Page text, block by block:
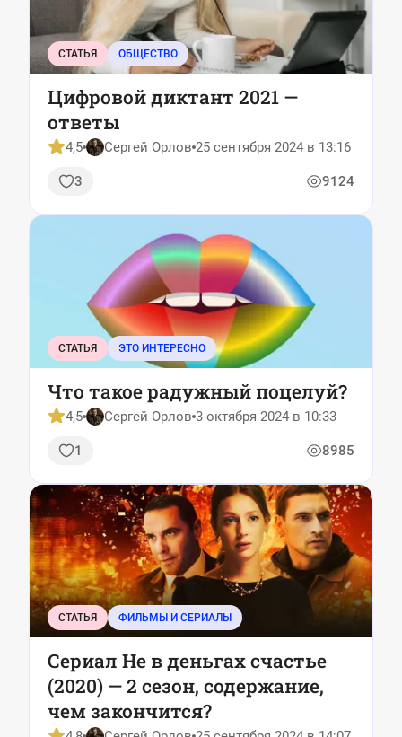
СТАТЬЯ ОБЩЕСТВО
Цифровой диктант 2021 —
ответы
4,5 Сергей Орлов 25 сентября 2024 в 13:16
3 9124
СТАТЬЯ ЭТО ИНТЕРЕСНО
Что такое радужный поцелуй?
4,5 Сергей Орлов 3 октября 2024 в 10:33
1 8985
СТАТЬЯ ФИЛЬМЫ И СЕРИАЛЫ
Сериал Не в деньгах счастье
(2020) — 2 сезон, содержание,
чем закончится?